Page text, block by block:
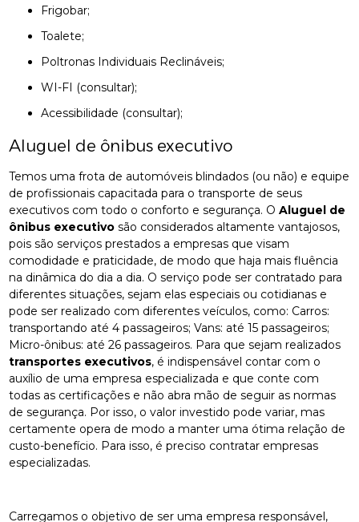
Frigobar;
Toalete;
Poltronas Individuais Reclináveis;
WI-FI (consultar);
Acessibilidade (consultar);
Aluguel de ônibus executivo
Temos uma frota de automóveis blindados (ou não) e equipe
de profissionais capacitada para o transporte de seus
executivos com todo o conforto e segurança. OAluguel de
ônibus executivo são considerados altamente vantajosos,
pois são serviços prestados a empresas que visam
comodidade e praticidade, de modo que haja mais fluência
na dinâmica do dia a dia. O serviço pode ser contratado para
diferentes situações, sejam elas especiais ou cotidianas e
pode ser realizado com diferentes veículos, como: Carros:
transportando até 4 passageiros; Vans: até 15 passageiros;
Micro-ônibus: até 26 passageiros. Para que sejam realizados
transportes executivos, é indispensável contar com o
auxílio de uma empresa especializada e que conte com
todas as certificações e não abra mão de seguir as normas
de segurança. Por isso, o valor investido pode variar, mas
certamente opera de modo a manter uma ótima relação de
custo-benefício. Para isso, é preciso contratar empresas
especializadas.
Carregamos o objetivo de ser uma empresa responsável,